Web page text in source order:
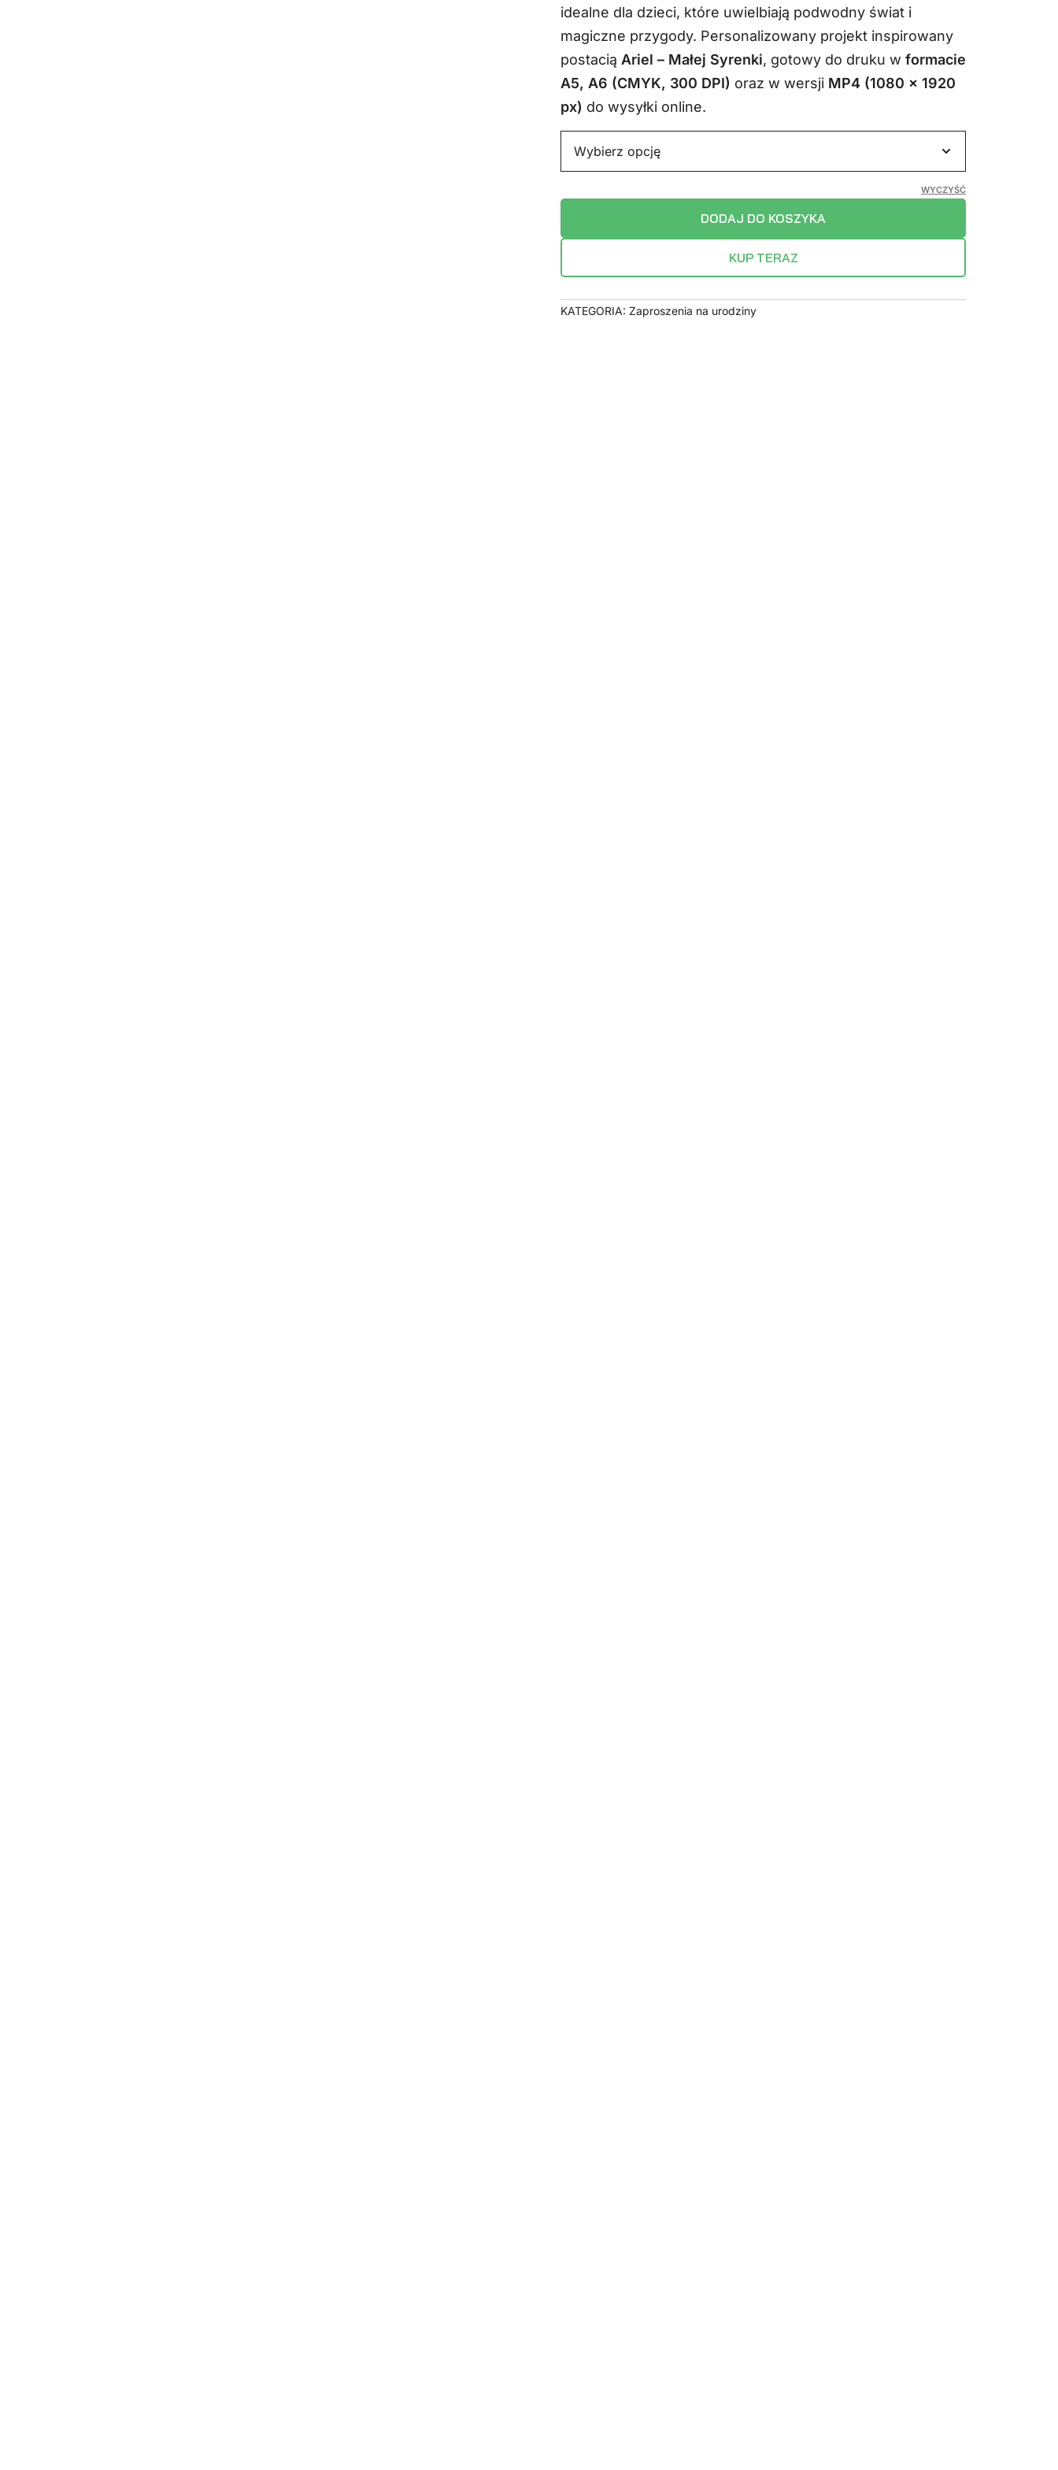
wynosiła:
29,99 zł.
wynosi:
14,99 zł.
idealne dla dzieci, które uwielbiają podwodny świat i
magiczne przygody. Personalizowany projekt inspirowany
postacią Ariel – Małej Syrenki, gotowy do druku w formacie
A5, A6 (CMYK, 300 DPI) oraz w wersji MP4 (1080 x 1920
px) do wysyłki online.
WYCZYŚĆ
DODAJ DO KOSZYKA
KUP TERAZ
KATEGORIA: Zaproszenia na urodziny